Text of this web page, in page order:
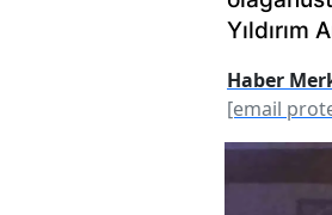
Haber
[email